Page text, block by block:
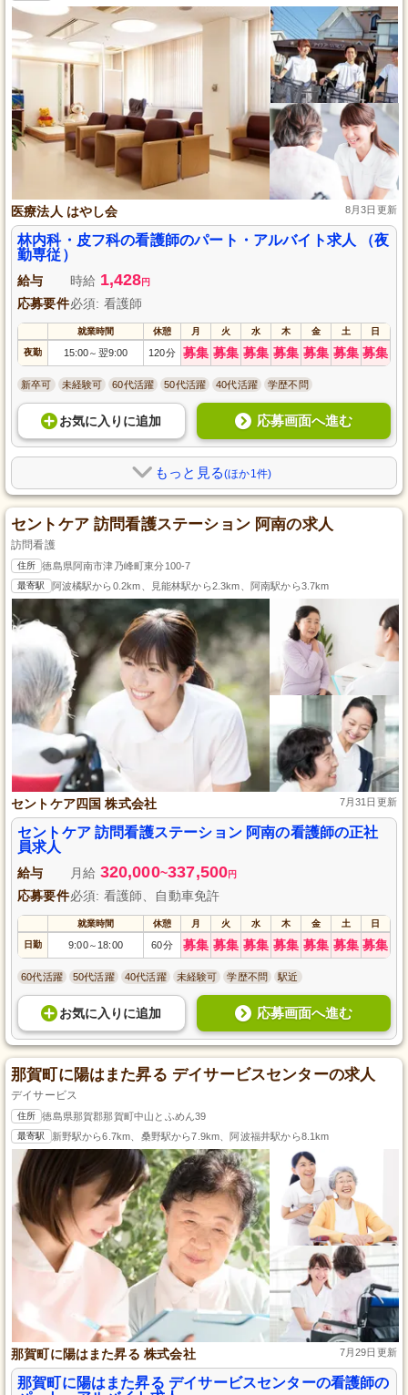
医療法人 はやし会 8月3日更新
林内科・皮フ科の看護師のパート・アルバイト求人 （夜
勤専従）
給与 時給 1,428円
応募要件必須: 看護師
就業時間 休憩 月 火 水 木 金 土 日
夜勤 15:00～ 翌9:00 120分 募集 募集 募集 募集 募集 募集 募集
新卒可 未経験可 60代活躍 50代活躍 40代活躍 学歴不問
お気に入り に追加 応募画面へ進む
もっと見る(ほか1件)
セントケア 訪問看護ステーション 阿南の求人
訪問看護
住所 徳島県阿南市津乃峰町東分100-7
最寄駅 阿波橘駅から0.2km、見能林駅から2.3km、阿南駅から3.7km
セントケア四国 株式会社 7月31日更新
セントケア 訪問看護ステーション 阿南の看護師の正社
員求人
給与 月給 320,000~337,500円
応募要件必須: 看護師、自動車免許
就業時間 休憩 月 火 水 木 金 土 日
日勤 9:00～ 18:00 60分 募集 募集 募集 募集 募集 募集 募集
60代活躍 50代活躍 40代活躍 未経験可 学歴不問 駅近
お気に入り に追加 応募画面へ進む
那賀町に陽はまた昇る デイサービスセンターの求人
デイサービス
住所 徳島県那賀郡那賀町中山とふめん39
最寄駅 新野駅から6.7km、桑野駅から7.9km、阿波福井駅から8.1km
那賀町に陽はまた昇る 株式会社 7月29日更新
那賀町に陽はまた昇る デイサービスセンターの看護師の